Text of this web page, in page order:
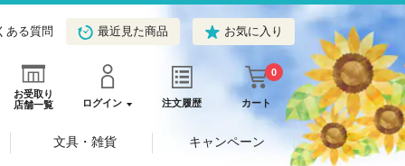
ある質問 最近見た商品 お気に入り
お受取り
店舗一覧
ログイン 注文履歴 カート
0
文具・雑貨 キャンペーン